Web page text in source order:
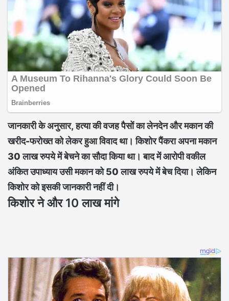
जानकारी के अनुसार, हत्या की वजह पैसों का लेनदेन और मकान की
खरीद-फरोख्त को लेकर हुआ विवाद था। किशोर पैंकरा अपना मकान
30 लाख रुपये में बेचने का सौदा किया था। बाद में आरोपी वकील
अंकित उपाध्याय उसी मकान को 50 लाख रुपये में बेच दिया। लेकिन
किशोर को इसकी जानकारी नहीं दी।
किशोर ने और 10 लाख मांगे